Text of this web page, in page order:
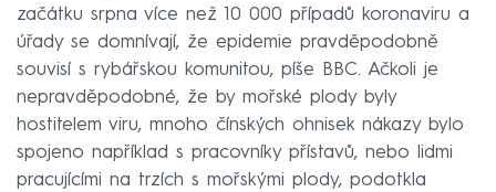
začátku srpna více než 10 000 případů koronaviru a
úřady se domnívají, že epidemie pravděpodobně
souvisí s rybářskou komunitou, píše BBC. Ačkoli je
nepravděpodobné, že by mořské plody byly
hostitelem viru, mnoho čínských ohnisek nákazy bylo
spojeno například s pracovníky přístavů, nebo lidmi
pracujícími na trzích s mořskými plody, podotkla